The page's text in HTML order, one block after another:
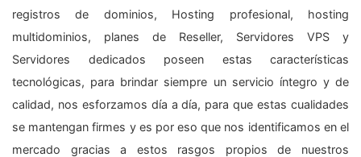
registros de dominios, Hosting profesional, hosting
multidominios, planes de Reseller, Servidores VPS y
Servidores dedicados poseen estas características
tecnológicas, para brindar siempre un servicio íntegro y de
calidad, nos esforzamos día a día, para que estas cualidades
se mantengan firmes y es por eso que nos identificamos en el
mercado gracias a estos rasgos propios de nuestros